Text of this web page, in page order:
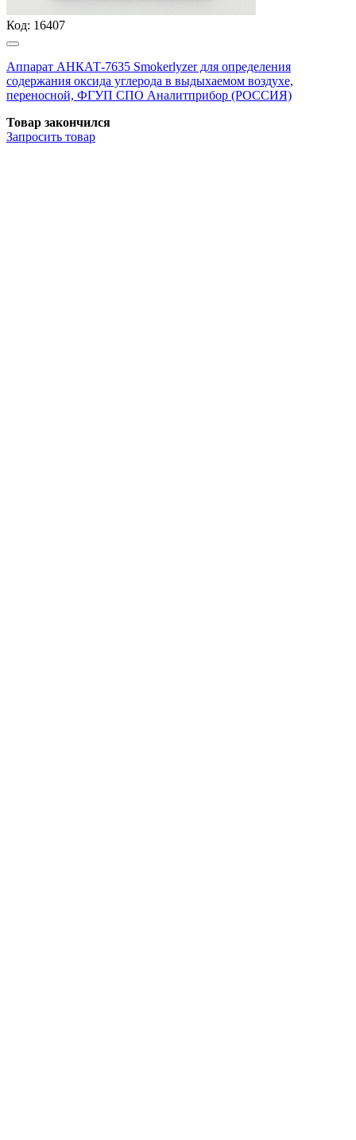
Код: 16407
Аппарат АНКАТ-7635 Smokerlyzer для определения
содержания оксида углерода в выдыхаемом воздухе,
переносной, ФГУП СПО Аналитприбор (РОССИЯ)
Товар закончился
Запросить товар